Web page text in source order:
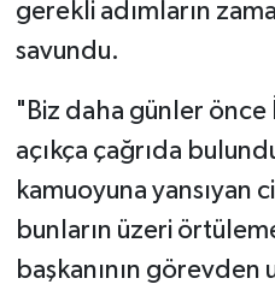
gerekli adımların
savundu.
"Biz daha günler önce
açıkça çağrıda
kamuoyuna yansıyan
bunların üzeri
başkanının görevden